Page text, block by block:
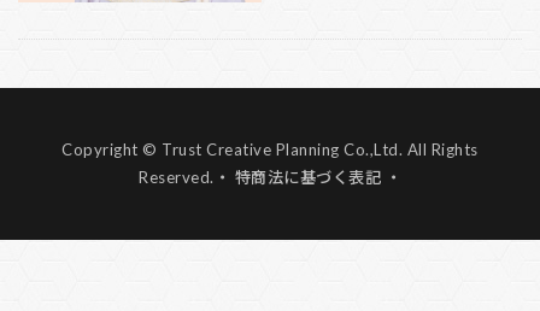
Copyright © Trust Creative Planning Co.,Ltd. All Rights
Reserved. ・ 特商法に基づく表記 ・